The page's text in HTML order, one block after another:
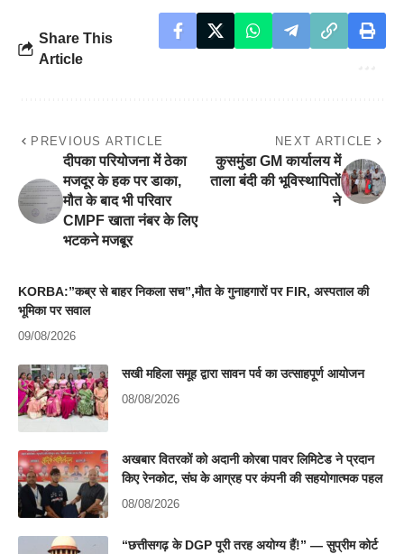
Share This
Article
PREVIOUS ARTICLE
दीपका परियोजना में ठेका
मजदूर के हक पर डाका,
मौत के बाद भी परिवार
CMPF खाता नंबर के लिए
भटकने मजबूर
NEXT ARTICLE
कुसमुंडा GM कार्यालय में
ताला बंदी की भूविस्थापितों
ने
KORBA:”कब्र से बाहर निकला सच”,मौत के गुनाहगारों पर FIR, अस्पताल की
भूमिका पर सवाल
09/08/2026
सखी महिला समूह द्वारा सावन पर्व का उत्साहपूर्ण आयोजन
08/08/2026
अखबार वितरकों को अदानी कोरबा पावर लिमिटेड ने प्रदान
किए रेनकोट, संघ के आग्रह पर कंपनी की सहयोगात्मक पहल
08/08/2026
“छत्तीसगढ़ के DGP पूरी तरह अयोग्य हैं!” — सुप्रीम कोर्ट